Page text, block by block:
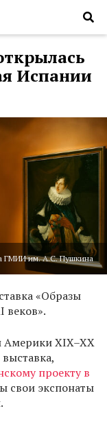
Испании
ГМИИ им. А.С. Пушкина
«Образы
веков».
Америки XIX–XX
проекту в
свои экспонаты